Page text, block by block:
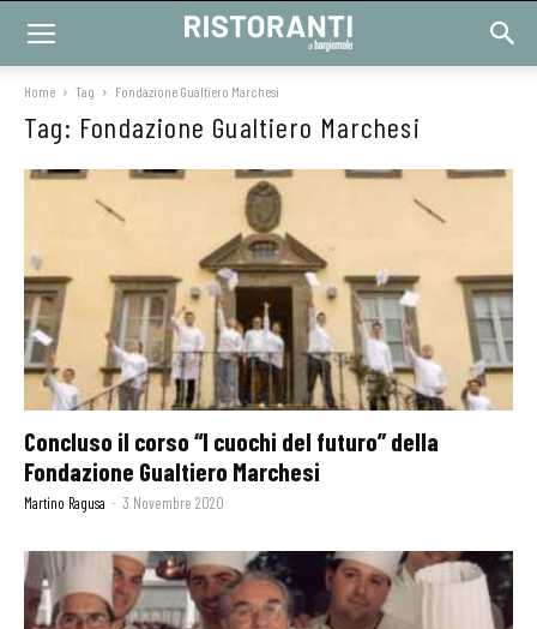
Home Tag Fondazione Gualtiero Marchesi
Tag: Fondazione Gualtiero Marchesi
Concluso il corso “I cuochi del futuro” della
Fondazione Gualtiero Marchesi
Martino Ragusa - 3 Novembre 2020